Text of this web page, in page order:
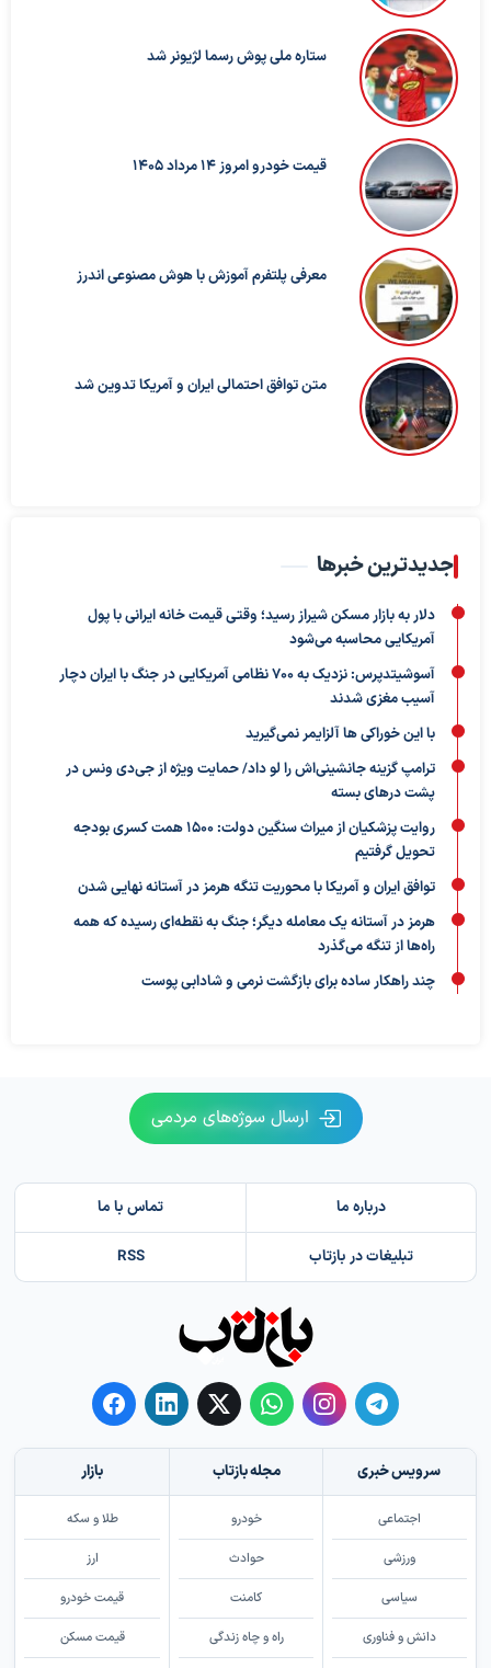
ستاره ملی پوش رسما لژیونر شد
قیمت خودرو امروز 14 مرداد 1405
معرفی پلتفرم آموزش با هوش مصنوعی اندرز
متن توافق احتمالی ایران و آمریکا تدوین شد
جدیدترین خبرها
دلار به بازار مسکن شیراز رسید؛ وقتی قیمت خانه ایرانی با پول
آمریکایی محاسبه می‌شود
آسوشیتدپرس: نزدیک به ۷۰۰ نظامی آمریکایی در جنگ با ایران دچار
آسیب مغزی شدند
با این خوراکی ها آلزایمر نمی‌گیرید
ترامپ گزینه جانشینی‌اش را لو داد/ حمایت ویژه از جی‌دی ونس در
پشت درهای بسته
روایت پزشکیان از میراث سنگین دولت: ۱۵۰۰ همت کسری بودجه
تحویل گرفتیم
توافق ایران و آمریکا با محوریت تنگه هرمز در آستانه نهایی شدن
هرمز در آستانه یک معامله دیگر؛ جنگ به نقطه‌ای رسیده که همه
راه‌ها از تنگه می‌گذرد
چند راهکار ساده برای بازگشت نرمی و شادابی پوست
ارسال سوژه‌های مردمی
درباره ما تماس با ما
تبلیغات در بازتاب RSS
سرویس خبری
اجتماعی
ورزشی
سیاسی
دانش و فناوری
مجله بازتاب
خودرو
حوادث
کامنت
راه و چاه زندگی
بازار
طلا و سکه
ارز
قیمت خودرو
قیمت مسکن